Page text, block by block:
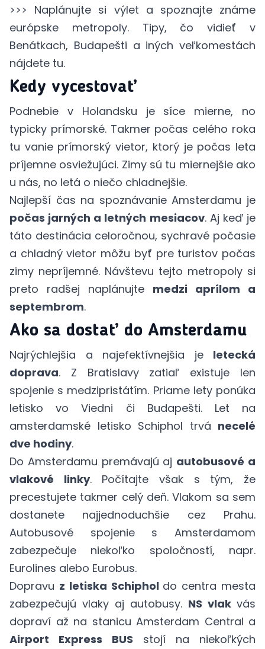
>>> Naplánujte si výlet a spoznajte známe
európske metropoly. Tipy, čo vidieť v
Benátkach, Budapešti a iných veľkomestách
nájdete tu.
Kedy vycestovať
Podnebie v Holandsku je síce mierne, no
typicky prímorské. Takmer počas celého roka
tu vanie prímorský vietor, ktorý je počas leta
príjemne osviežujúci. Zimy sú tu miernejšie ako
u nás, no letá o niečo chladnejšie.
Najlepší čas na spoznávanie Amsterdamu je
počas jarných a letných mesiacov. Aj keď je
táto destinácia celoročnou, sychravé počasie
a chladný vietor môžu byť pre turistov počas
zimy nepríjemné. Návštevu tejto metropoly si
preto radšej naplánujte medzi aprílom a
septembrom.
Ako sa dostať do Amsterdamu
Najrýchlejšia a najefektívnejšia je letecká
doprava. Z Bratislavy zatiaľ existuje len
spojenie s medzipristátím. Priame lety ponúka
letisko vo Viedni či Budapešti. Let na
amsterdamské letisko Schiphol trvá necelé
dve hodiny.
Do Amsterdamu premávajú aj autobusové a
vlakové linky. Počítajte však s tým, že
precestujete takmer celý deň. Vlakom sa sem
dostanete najjednoduchšie cez Prahu.
Autobusové spojenie s Amsterdamom
zabezpečuje niekoľko spoločností, napr.
Eurolines alebo Eurobus.
Dopravu z letiska Schiphol do centra mesta
zabezpečujú vlaky aj autobusy. NS vlak vás
dopraví až na stanicu Amsterdam Central a
Airport Express BUS stojí na niekoľkých